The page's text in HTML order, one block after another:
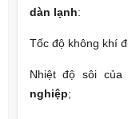
dàn lạnh:
Tốc độ không khí
Nhiệt độ sôi
nghiệp;